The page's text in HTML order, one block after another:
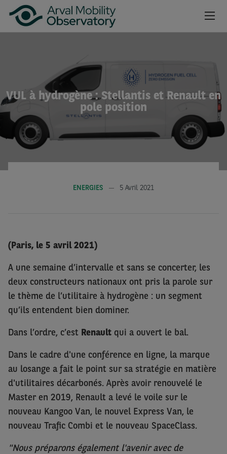
VUL à hydrogène : Stellantis et Renault en
pole position
ENERGIES 5 Avril 2021
(Paris, le 5 avril 2021)
A une semaine d’intervalle et sans se concerter, les
deux constructeurs nationaux ont pris la parole sur
le thème de l’utilitaire à hydrogène : un segment
qu’ils entendent bien dominer.
Dans l’ordre, c’est Renault qui a ouvert le bal.
Dans le cadre d'une conférence en ligne, la marque
au losange a fait le point sur sa stratégie en matière
d'utilitaires décarbonés. Après avoir renouvelé le
Master en 2019, Renault a levé le voile sur le
nouveau Kangoo Van, le nouvel Express Van, le
nouveau Trafic Combi et le nouveau SpaceClass.
"Nous préparons également l'avenir avec de
BAROMÈTRES
VIDÉOS